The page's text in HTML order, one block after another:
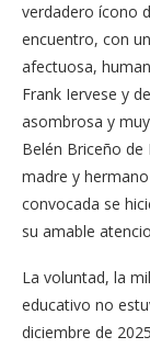
verdadero ícono
encuentro, con
afectuosa,
Frank Iervese y
asombrosa y
Belén Briceño de
madre y
convocada se
su amable
La voluntad, la
educativo no
diciembre de